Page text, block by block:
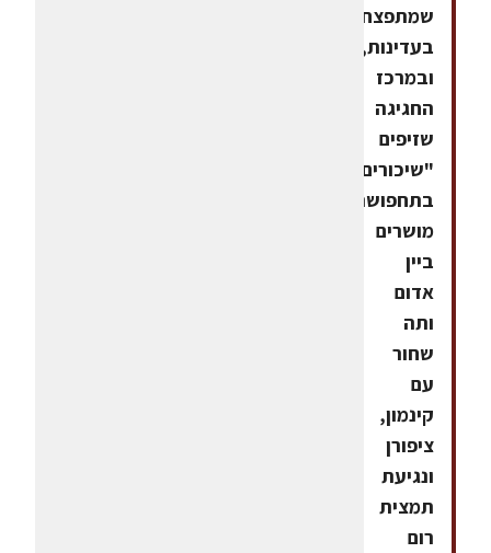
שמתפצח
בעדינות,
ובמרכז
החגיגה
שזיפים
"שיכורים
בתחפושת"
מושרים
ביין
אדום
ותה
שחור
עם
קינמון,
ציפורן
ונגיעת
תמצית
רום